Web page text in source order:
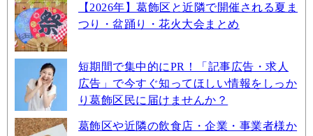
【2026年】葛飾区と近隣で開催される夏ま
つり・盆踊り・花火大会まとめ
短期間で集中的にPR！「記事広告・求人
広告」で今すぐ知ってほしい情報をしっか
り葛飾区民に届けませんか？
葛飾区や近隣の飲食店・企業・事業者様か